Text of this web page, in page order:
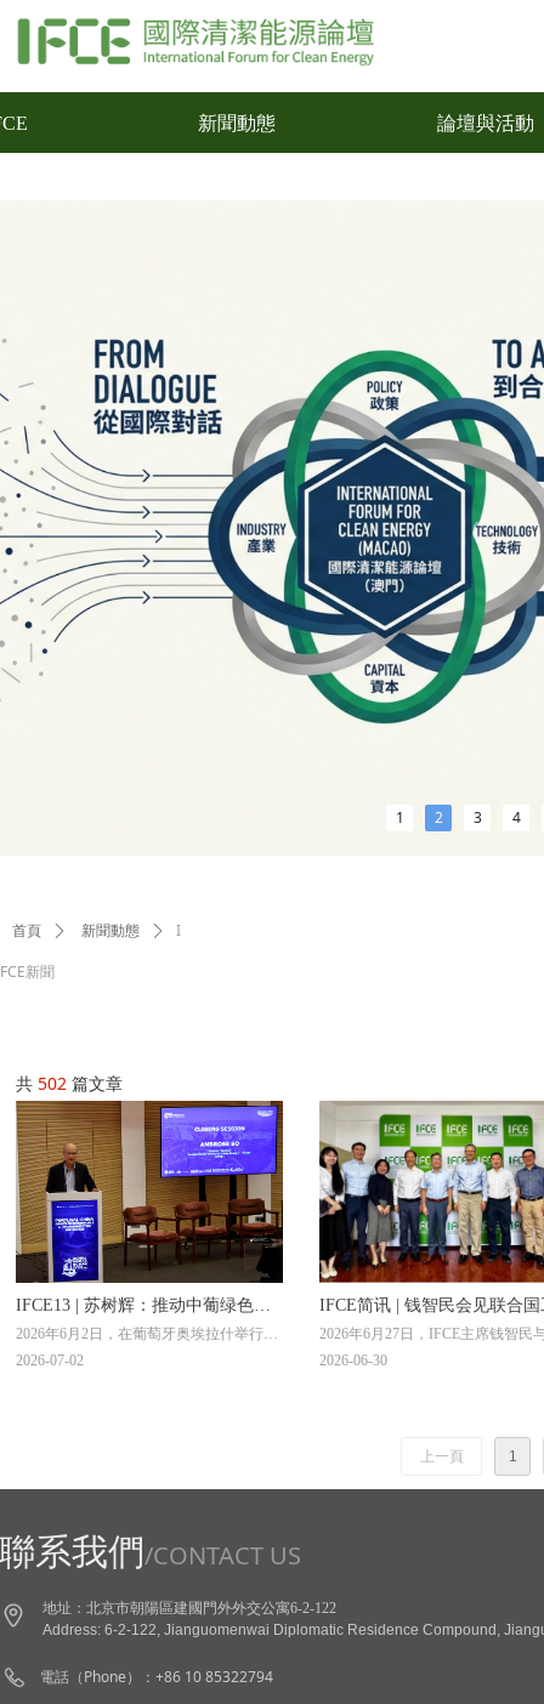
新聞動態 論壇與活動
1 2 3 4
首頁 ꄲ 新聞動態 ꄲ
I
FCE新聞
共 502 篇文章
IFCE13 | 苏树辉：推动中葡绿色航
运从“会议共识”走向“务实行动”
2026年6月2日，在葡萄牙奥埃拉什举行
的“2026中葡绿色海事燃料与脱碳论坛”圆
2026-07-02
IFCE简讯 | 钱智民会见联合国
发展组织副总干事邹刺勇
2026年6月27日，IFCE主席钱智民
国工业发展组织（UNIDO）副总
2026-06-30
上一頁 1
聯系我們/CONTACT US
電話（Phone）：+86 10 85322794
地址：北京市朝陽區建國門外外交公寓6-2-122
Address: 6-2-122, Jianguomenwai Diplomatic Residence Compound,